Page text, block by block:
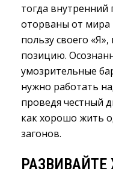
тогда внутренний
оторваны от мира
пользу своего
позицию.
умозрительные
нужно работать
проведя честный
как хорошо жить
загонов.
РАЗВИВАЙТЕ